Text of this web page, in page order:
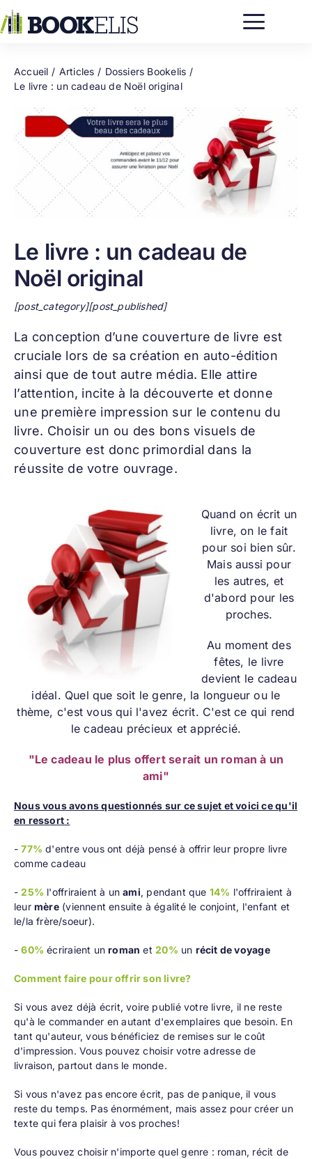
au
contenu
Accueil Articles
Dossiers Bookelis
Le livre : un cadeau de Noël original
Le livre : un cadeau de
Noël original
[post_category][post_published]
La conception d’une couverture de livre est
cruciale lors de sa création en auto-édition
ainsi que de tout autre média. Elle attire
l’attention, incite à la découverte et donne
une première impression sur le contenu du
livre. Choisir un ou des bons visuels de
couverture est donc primordial dans la
réussite de votre ouvrage.
Quand on écrit un
livre, on le fait
pour soi bien sûr.
Mais aussi pour
les autres, et
d'abord pour les
proches.
Au moment des
fêtes, le livre
devient le cadeau
idéal. Quel que soit le genre, la longueur ou le
thème, c'est vous qui l'avez écrit. C'est ce qui rend
le cadeau précieux et apprécié.
"Le cadeau le plus offert serait un roman à un
ami"
Nous vous avons questionnés sur ce sujet et voici ce qu'il
en ressort :
-77% d'entre vous ont déjà pensé à offrir leur propre livre
comme cadeau
-25% l'offriraient à unami, pendant que 14% l'offriraient à
leurmère(viennent ensuite à égalité le conjoint, l'enfant et
le/la frère/soeur).
-60% écriraient unroman et20% un récit de voyage
Comment faire pour offrir son livre?
Si vous avez déjà écrit, voire publié votre livre, il ne reste
qu'à le commander en autant d'exemplaires que besoin. En
tant qu'auteur, vous bénéficiez de remises sur le coût
d'impression. Vous pouvez choisir votre adresse de
livraison, partout dans le monde.
Si vous n'avez pas encore écrit, pas de panique, il vous
reste du temps. Pas énormément, mais assez pour créer un
texte qui fera plaisir à vos proches!
Vous pouvez choisir n'importe quel genre : roman, récit de